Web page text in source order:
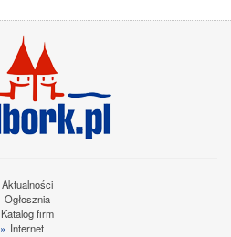
Aktualności
Ogłosznia
Katalog firm
» Internet